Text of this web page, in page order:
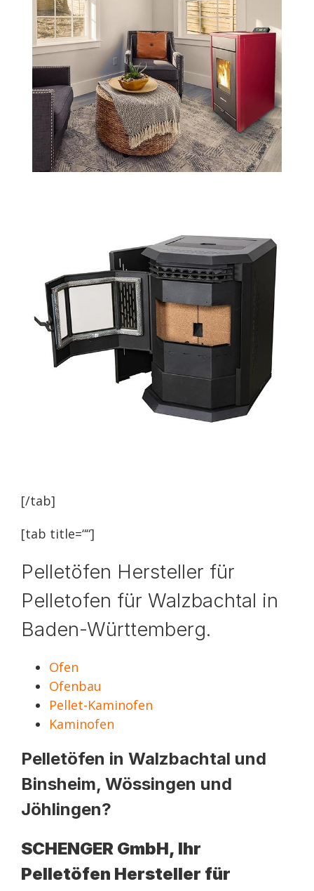
[/tab]
[tab title=““]
Pelletöfen Hersteller für
Pelletofen für Walzbachtal in
Baden-Württemberg.
Ofen
Ofenbau
Pellet-Kaminofen
Kaminofen
Pelletöfen in Walzbachtal und
Binsheim, Wössingen und
Jöhlingen?
SCHENGER GmbH, Ihr
Pelletöfen Hersteller für